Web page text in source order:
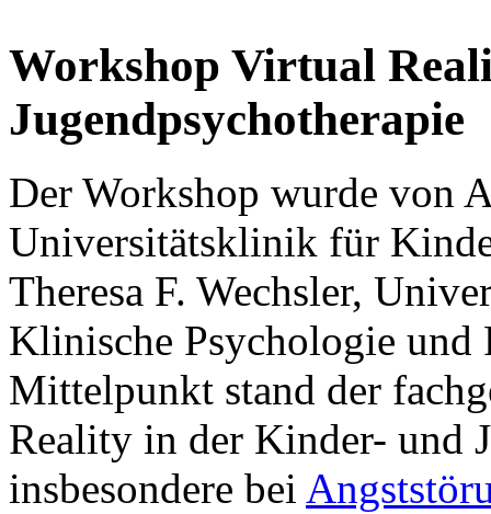
Workshop Virtual
Jugendpsychotherapie
Der Workshop wurde von
Universitätsklinik für
Theresa F. Wechsler,
Klinische Psychologie und
Mittelpunkt stand der
Reality in der Kinder- und
insbesondere bei